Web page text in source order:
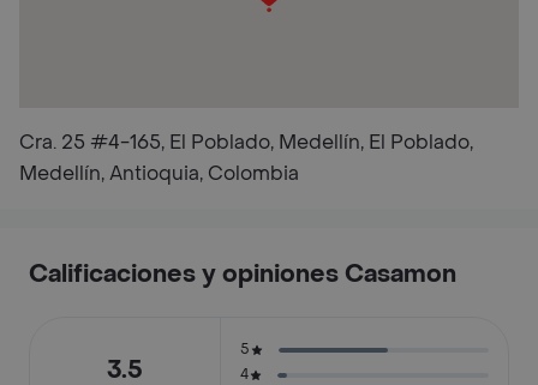
Cra. 25 #4-165, El Poblado, Medellín, El Poblado,
Medellín, Antioquia, Colombia
Calificaciones y opiniones Casamon
3.5
5
4